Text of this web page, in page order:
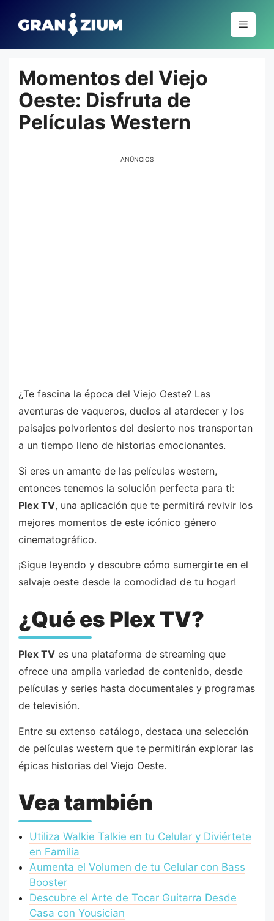
para
conteúdo
Menu
Momentos del Viejo
Oeste: Disfruta de
Películas Western
ANÚNCIOS
¿Te fascina la época del Viejo Oeste? Las
aventuras de vaqueros, duelos al atardecer y los
paisajes polvorientos del desierto nos transportan
a un tiempo lleno de historias emocionantes.
Si eres un amante de las películas western,
entonces tenemos la solución perfecta para ti:
Plex TV, una aplicación que te permitirá revivir los
mejores momentos de este icónico género
cinematográfico.
¡Sigue leyendo y descubre cómo sumergirte en el
salvaje oeste desde la comodidad de tu hogar!
¿Qué es Plex TV?
Plex TV es una plataforma de streaming que
ofrece una amplia variedad de contenido, desde
películas y series hasta documentales y programas
de televisión.
Entre su extenso catálogo, destaca una selección
de películas western que te permitirán explorar las
épicas historias del Viejo Oeste.
Vea también
Utiliza Walkie Talkie en tu Celular y Diviértete
en Familia
Aumenta el Volumen de tu Celular con Bass
Booster
Descubre el Arte de Tocar Guitarra Desde
Casa con Yousician